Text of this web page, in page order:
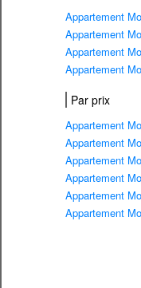
Appartement
Appartement
Appartement
Appartement
Par prix
Appartement
Appartement
Appartement
Appartement
Appartement
Appartement